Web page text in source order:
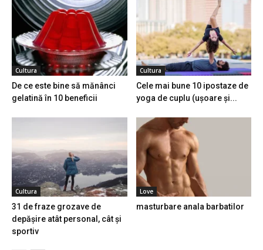
Cultura
De ce este bine să mănânci
gelatină în 10 beneficii
Cultura
Cele mai bune 10 ipostaze de
yoga de cuplu (ușoare și...
Cultura
31 de fraze grozave de
depășire atât personal, cât și
sportiv
Love
masturbare anala barbatilor